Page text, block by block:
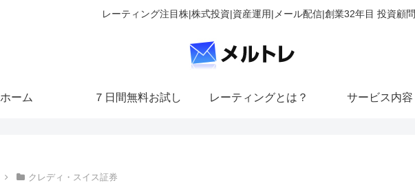
レーティング注目株|株式投資|資産運用|メール配信|創業32年目 投資顧問
ホーム ７日間無料お試し レーティングとは？ サービス内容
クレディ・スイス証券